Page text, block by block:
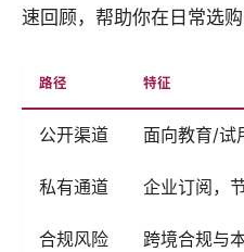
速回顾，帮助你在日常选购
路径 特征
公开渠道 面向教育/试
私有通道 企业订阅，
合规风险 跨境合规与